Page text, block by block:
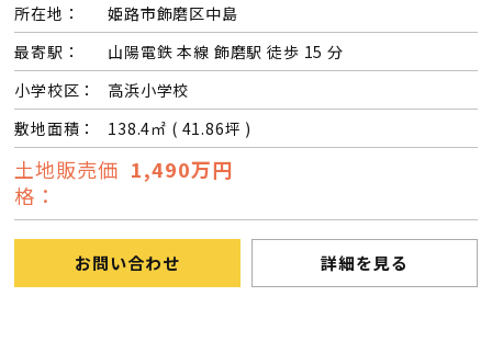
経営理念・
会社案内
スタッフ紹介
KATSUMIの
取り組み
家づくりサポート
土地の上手な探し方
所在地：
姫路市飾磨区中島
最寄駅：
山陽電鉄 本線 飾磨駅 徒歩 15 分
小学校区：
高浜小学校
敷地面積：
138.4㎡ ( 41.86坪 )
土地販売価
格：
1,490万円
お問い合わせ 詳細を見る